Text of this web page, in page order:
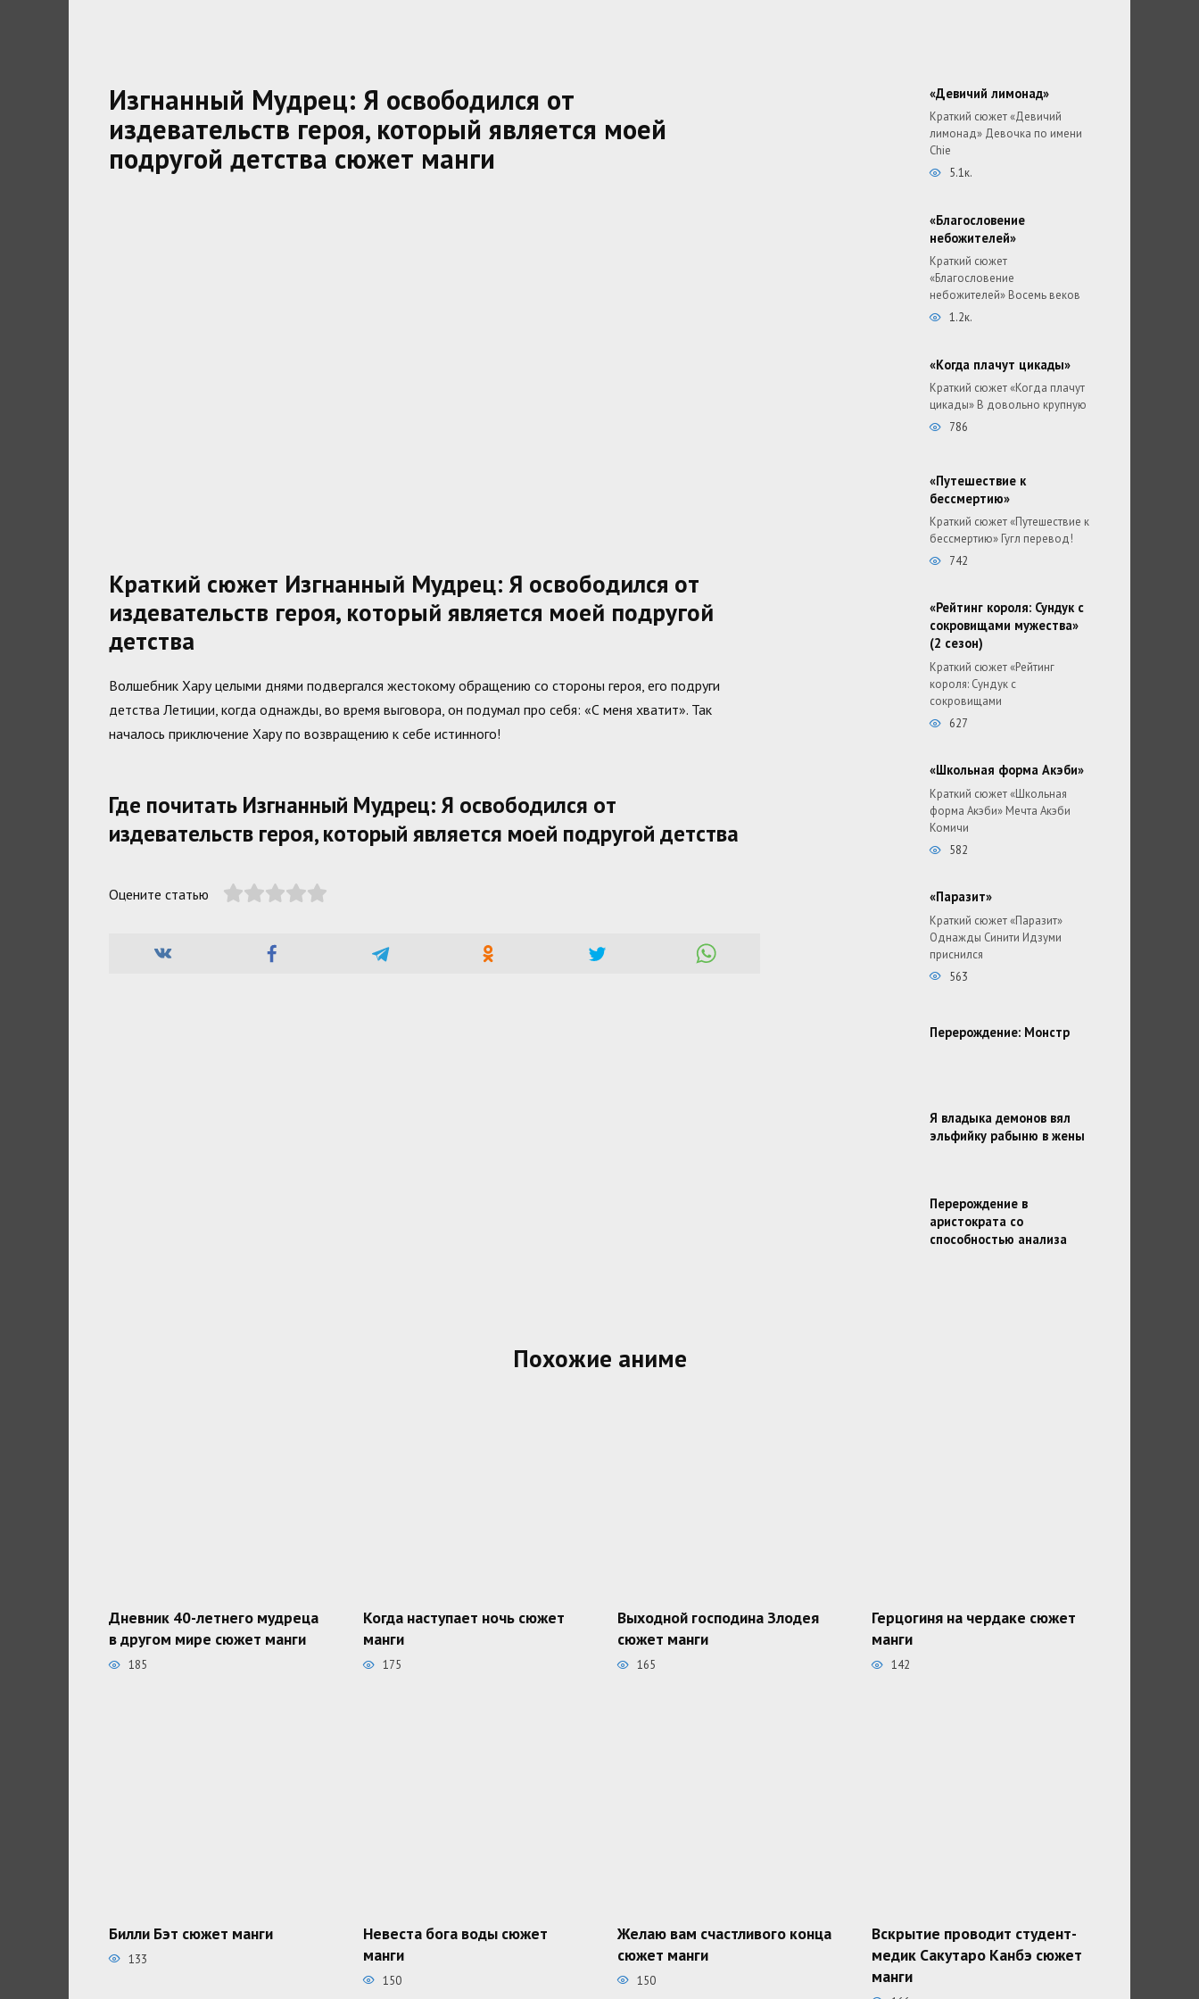
Изгнанный Мудрец: Я освободился от
издевательств героя, который является моей
подругой детства сюжет манги
Краткий сюжет Изгнанный Мудрец: Я освободился от
издевательств героя, который является моей подругой
детства
Волшебник Хару целыми днями подвергался жестокому обращению со стороны героя, его подруги
детства Летиции, когда однажды, во время выговора, он подумал про себя: «С меня хватит». Так
началось приключение Хару по возвращению к себе истинного!
Где почитать Изгнанный Мудрец: Я освободился от
издевательств героя, который является моей подругой детства
Оцените статью
«Девичий лимонад»
Краткий сюжет «Девичий
лимонад» Девочка по имени
Chie
5.1к.
«Благословение
небожителей»
Краткий сюжет
«Благословение
небожителей» Восемь веков
1.2к.
«Когда плачут цикады»
Краткий сюжет «Когда плачут
цикады» В довольно крупную
786
«Путешествие к
бессмертию»
Краткий сюжет «Путешествие к
бессмертию» Гугл перевод!
742
«Рейтинг короля: Сундук с
сокровищами мужества»
(2 сезон)
Краткий сюжет «Рейтинг
короля: Сундук с
сокровищами
627
«Школьная форма Акэби»
Краткий сюжет «Школьная
форма Акэби» Мечта Акэби
Комичи
582
«Паразит»
Краткий сюжет «Паразит»
Однажды Синити Идзуми
приснился
563
Перерождение: Монстр
Я владыка демонов вял
эльфийку рабыню в жены
Перерождение в
аристократа со
способностью анализа
Похожие аниме
Дневник 40-летнего мудреца
в другом мире сюжет манги
185
Когда наступает ночь сюжет
манги
175
Выходной господина Злодея
сюжет манги
165
Герцогиня на чердаке сюжет
манги
142
Билли Бэт сюжет манги
133
Невеста бога воды сюжет
манги
150
Желаю вам счастливого конца
сюжет манги
150
Вскрытие проводит студент-
медик Сакутаро Канбэ сюжет
манги